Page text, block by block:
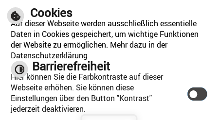
Marktplatz 26
97346 Iphofen
E-Mail schreiben
ÖFFNUNGSZEITEN
Mo, Di, Mi, Do:
Mittwoch:
Freitag:
08:00 - 12:30 Uhr 14:00 - 16:30 Uhr
Nachmittag geschlossen
08:00 - 12:30
Cookies
Auf dieser Webseite werden ausschließlich essentielle
Daten in Cookies gespeichert, um wichtige Funktionen
der Website zu ermöglichen. Mehr dazu in der
Datenschutzerklärung
Barrierefreiheit
Hier können Sie die Farbkontraste auf dieser
Webseite erhöhen. Sie können diese
Einstellungen über den Button "Kontrast"
jederzeit deaktivieren.